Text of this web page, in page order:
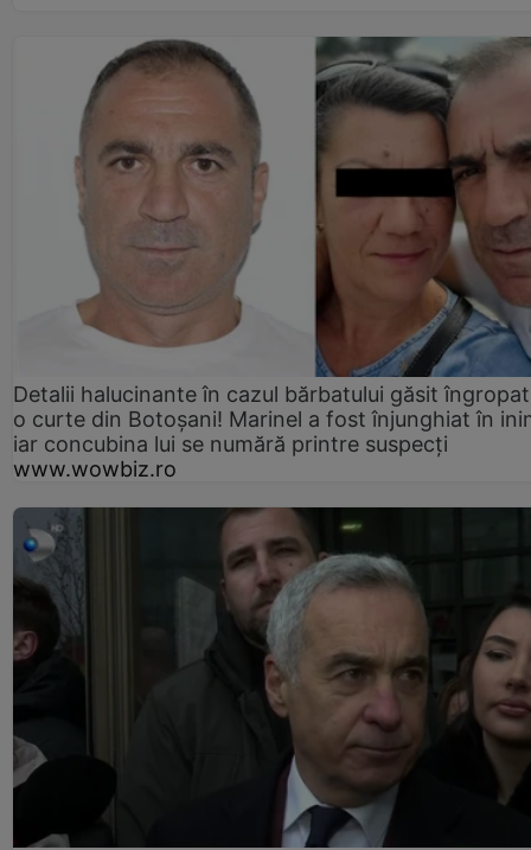
Detalii halucinante în cazul bărbatului găsit
o curte din Botoșani! Marinel a fost înjunghiat în
iar concubina lui se numără printre suspecți
www.wowbiz.ro